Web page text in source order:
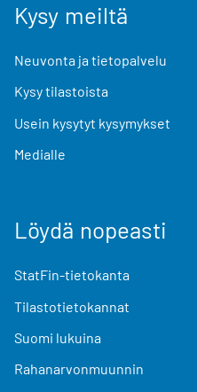
Kysy meiltä
Neuvonta ja tietopalvelu
Kysy tilastoista
Usein kysytyt kysymykset
Medialle
Löydä nopeasti
StatFin-tietokanta
Tilastotietokannat
Suomi lukuina
Rahanarvonmuunnin